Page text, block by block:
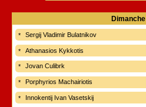
Dimanche
Sergij Vladimir Bulatnikov
Athanasios Kykkotis
Jovan Culibrk
Porphyrios Machairiotis
Innokentij Ivan Vasetskij